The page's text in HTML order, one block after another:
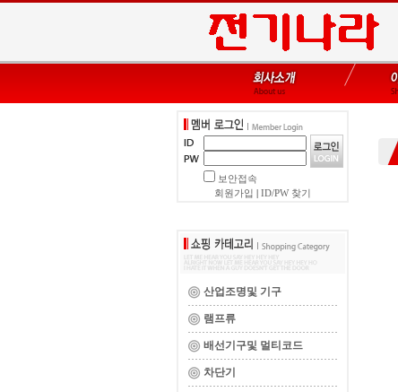
보안접속
회원가입
ID/PW 찾기
산업조명및 기구
램프류
배선기구및 멀티코드
차단기